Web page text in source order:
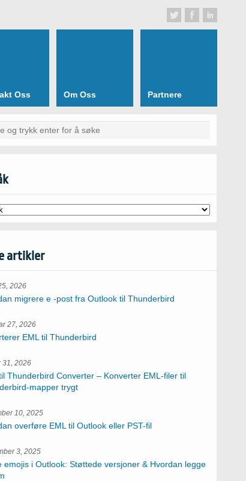
Oss Om Oss Partnere
artikler
2026
migrere e -post fra Outlook til Thunderbird
27, 2026
EML til Thunderbird
31, 2026
Thunderbird Converter – Konverter EML-filer til
mapper trygt
10, 2025
overføre EML til Outlook eller PST-fil
3, 2025
emojis i Outlook: Støttede versjoner & Hvordan legge